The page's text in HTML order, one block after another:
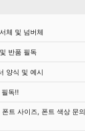
체 및 넘버체
반품 필독
양식 및 예시
독!!
트 사이즈, 폰트 색상 문의